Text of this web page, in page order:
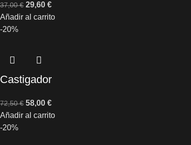
37,00€ 29,60 €
Añadir al carrito
-20%
Castigador
72,50€ 58,00 €
Añadir al carrito
-20%